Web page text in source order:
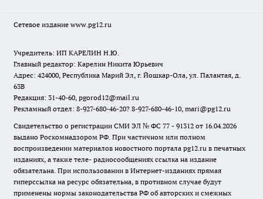
Сетевое издание www.pg12.ru
Учредитель: ИП КАРЕЛИН Н.Ю.
Главный редактор: Карелин Никита Юрьевич
Адрес: 424000, Республика Марий Эл, г. Йошкар-Ола, ул. Палантая, д.
63В
Редакция: 31-40-60, pgorod12@mail.ru
Рекламный отдел: 8-927-680-46-20? 8-927-680-46-10, mari@pg12.ru
Свидетельство о регистрации СМИ ЭЛ № ФС 77 - 91312 от 16.04.2026
выдано Роскомнадзором РФ. При частичном или полном
воспроизведении материалов новостного портала pg12.ru в печатных
изданиях, а также теле- радиосообщениях ссылка на издание
обязательна. При использовании в Интернет-изданиях прямая
гиперссылка на ресурс обязательна, в противном случае будут
применены нормы законодательства РФ об авторских и смежных